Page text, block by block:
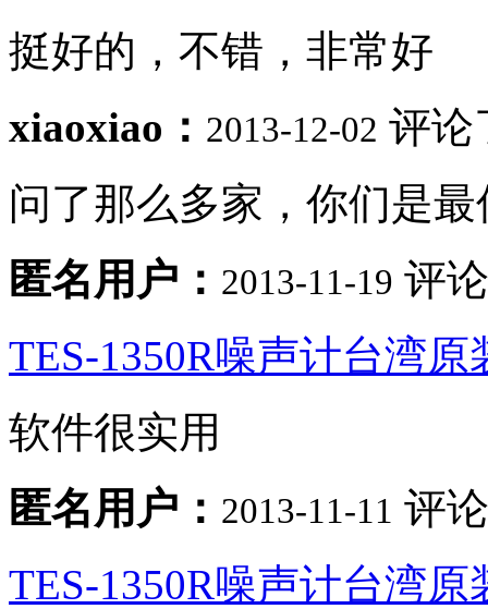
挺好的，不错，非常好
xiaoxiao： 2013-12-02 评论
问了那么多家，你们是
匿名用户： 2013-11-19 评
TES-1350R噪声计台湾
软件很实用
匿名用户： 2013-11-11 评
TES-1350R噪声计台湾